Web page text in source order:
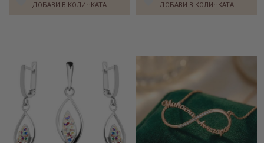
ДОБАВИ В КОЛИЧКАТА ДОБАВИ В КОЛИЧКАТА